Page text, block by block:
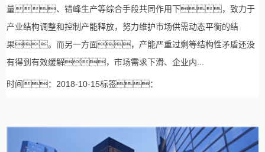
量、错峰生产等综合手段共同作用下，致力于
产业结构调整和控制产能释放，努力维护市场供需动态平衡的结
果。而另一方面，产能严重过剩等结构性矛盾还没
有得到有效缓解，市场需求下滑、企业内...
时间：2018-10-15标签：